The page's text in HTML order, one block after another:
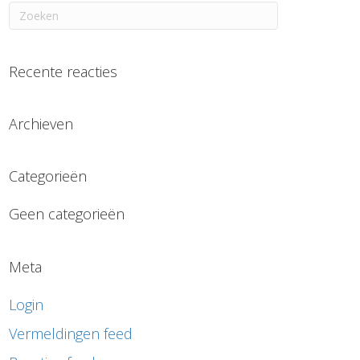
Recente reacties
Archieven
Categorieën
Geen categorieën
Meta
Login
Vermeldingen feed